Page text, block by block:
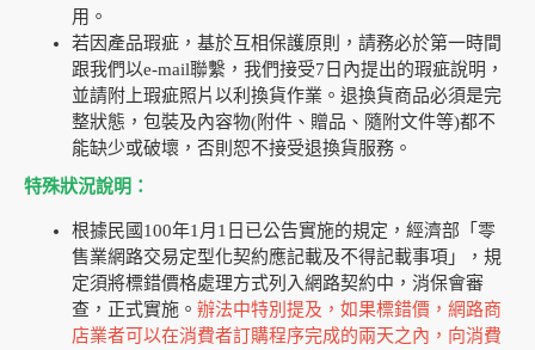
用。
若因產品瑕疵，基於互相保護原則，請務必於第一時間
跟我們以e-mail聯繫，我們接受7日內提出的瑕疵說明，
並請附上瑕疵照片以利換貨作業。退換貨商品必須是完
整狀態，包裝及內容物(附件、贈品、隨附文件等)都不
能缺少或破壞，否則恕不接受退換貨服務。
特殊狀況說明：
根據民國100年1月1日已公告實施的規定，經濟部「零
售業網路交易定型化契約應記載及不得記載事項」，規
定須將標錯價格處理方式列入網路契約中，消保會審
查，正式實施。 辦法中特別提及，如果標錯價，網路商
店業者可以在消費者訂購程序完成的兩天之內，向消費